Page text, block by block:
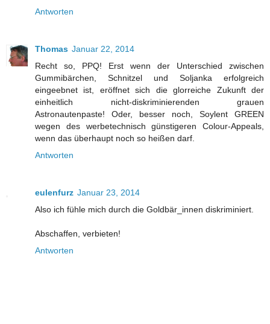
Antworten
Thomas Januar 22, 2014
Recht so, PPQ! Erst wenn der Unterschied zwischen
Gummibärchen, Schnitzel und Soljanka erfolgreich
eingeebnet ist, eröffnet sich die glorreiche Zukunft der
einheitlich nicht-diskriminierenden grauen
Astronautenpaste! Oder, besser noch, Soylent GREEN
wegen des werbetechnisch günstigeren Colour-Appeals,
wenn das überhaupt noch so heißen darf.
Antworten
eulenfurz Januar 23, 2014
Also ich fühle mich durch die Goldbär_innen diskriminiert.
Abschaffen, verbieten!
Antworten